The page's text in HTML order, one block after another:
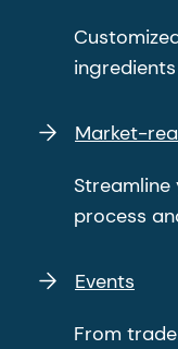
Market-
process
Events
From